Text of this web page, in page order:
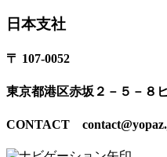
日本支社
〒 107-0052
東京都港区赤坂２－５－８
CONTACT